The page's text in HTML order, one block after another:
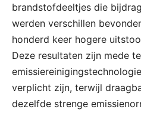
brandstofdeeltjes die
werden verschillen
honderd keer hogere
Deze resultaten zijn mede
verplicht zijn, terwijl
dezelfde strenge